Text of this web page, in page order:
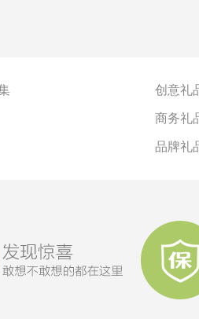
创意礼
商务礼
品牌礼